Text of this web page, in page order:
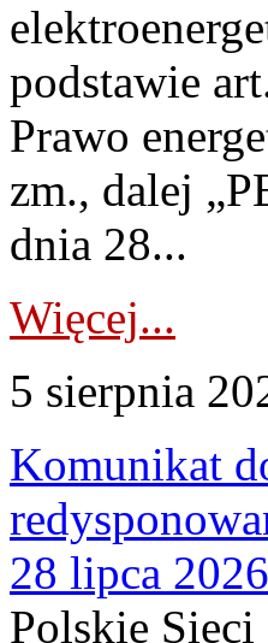
podstawie
Prawo
zm., dalej
dnia 28...
Więcej...
5 sierpnia
Komunikat
28 lipca 2026
Polskie